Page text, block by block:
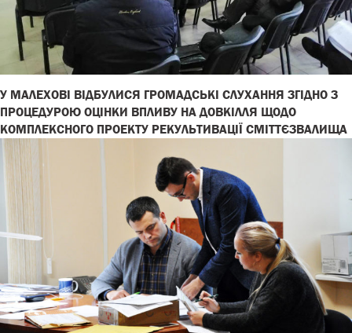
У МАЛЕХОВІ ВІДБУЛИСЯ ГРОМАДСЬКІ СЛУХАННЯ ЗГІДНО З
ПРОЦЕДУРОЮ ОЦІНКИ ВПЛИВУ НА ДОВКІЛЛЯ ЩОДО
КОМПЛЕКСНОГО ПРОЕКТУ РЕКУЛЬТИВАЦІЇ СМІТТЄЗВАЛИЩА